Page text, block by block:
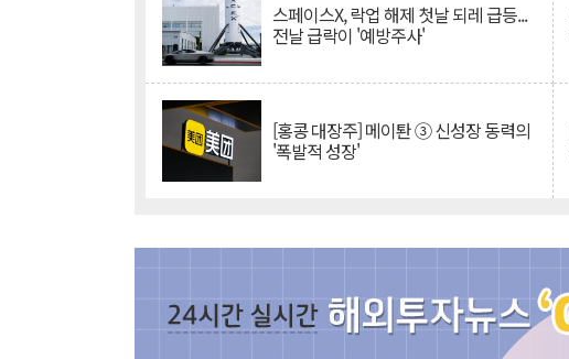
스페이스X, 락업 해제 첫날 되레 급등...
전날 급락이 '예방주사'
[홍콩 대장주] 메이퇀 ③ 신성장 동력의
'폭발적 성장'